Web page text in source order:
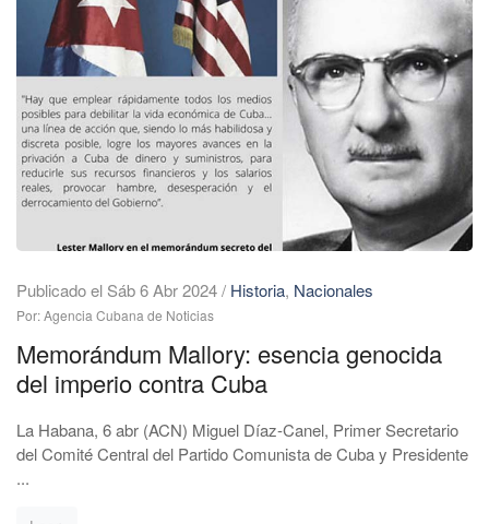
Publicado el Sáb 6 Abr 2024/ Historia, Nacionales
Por: Agencia Cubana de Noticias
Memorándum Mallory: esencia genocida
del imperio contra Cuba
La Habana, 6 abr (ACN) Miguel Díaz-Canel, Primer Secretario
del Comité Central del Partido Comunista de Cuba y Presidente
...